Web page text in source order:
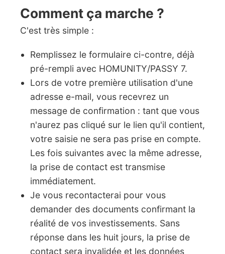
Comment ça marche ?
C'est très simple :
Remplissez le formulaire ci-contre, déjà
pré-rempli avec HOMUNITY/PASSY 7.
Lors de votre première utilisation d'une
adresse e-mail, vous recevrez un
message de confirmation : tant que vous
n'aurez pas cliqué sur le lien qu'il contient,
votre saisie ne sera pas prise en compte.
Les fois suivantes avec la même adresse,
la prise de contact est transmise
immédiatement.
Je vous recontacterai pour vous
demander des documents confirmant la
réalité de vos investissements. Sans
réponse dans les huit jours, la prise de
contact sera invalidée et les données